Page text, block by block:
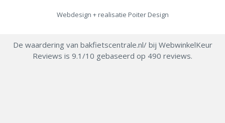
Webdesign + realisatie Poiter Design
De waardering van bakfietscentrale.nl/ bij WebwinkelKeur
Reviews is 9.1/10 gebaseerd op 490 reviews.